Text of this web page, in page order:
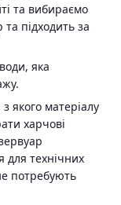
та вибираємо
підходить за
яка
якого матеріалу
харчові
для технічних
потребують